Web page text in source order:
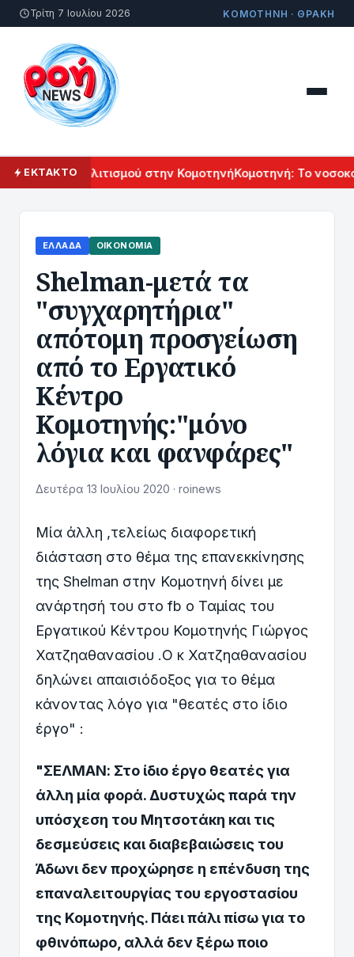
Τρίτη 7 Ιουλίου 2026 ΚΟΜΟΤΗΝΗ · ΘΡΑΚΗ
ΕΚΤΑΚΤΟΠολιτισμού στην ΚομοτηνήΚομοτηνή: Το
ΕΛΛΆΔΑ ΟΙΚΟΝΟΜΊΑ
Shelman-μετά τα
"συγχαρητήρια"
απότομη προσγείωση
από το Εργατικό
Κέντρο
Κομοτηνής:"μόνο
λόγια και φανφάρες"
Δευτέρα 13 Ιουλίου 2020 · roinews
Μία άλλη ,τελείως διαφορετική
διάσταση στο θέμα της επανεκκίνησης
της Shelman στην Κομοτηνή δίνει με
ανάρτησή του στο fb o Ταμίας του
Εργατικού Κέντρου Κομοτηνής Γιώργος
Χατζηαθανασίου .Ο κ Χατζηαθανασίου
δηλώνει απαισιόδοξος για το θέμα
κάνοντας λόγο για "θεατές στο ίδιο
έργο" :
"ΣΕΛΜΑΝ: Στο ίδιο έργο θεατές για
άλλη μία φορά. Δυστυχώς παρά την
υπόσχεση του Μητσοτάκη και τις
δεσμεύσεις και διαβεβαιώσεις του
Άδωνι δεν προχώρησε η επένδυση της
επαναλειτουργίας του εργοστασίου
της Κομοτηνής. Πάει πάλι πίσω για το
φθινόπωρο, αλλά δεν ξέρω ποιο